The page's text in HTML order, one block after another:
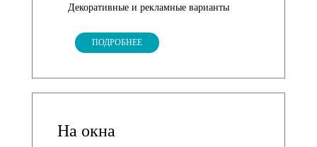
Декоративные и рекламные варианты
ПОДРОБНЕЕ
На окна